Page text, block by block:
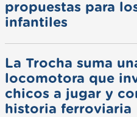
propuestas para
infantiles
La Trocha suma
locomotora que
chicos a jugar y
historia ferroviaria